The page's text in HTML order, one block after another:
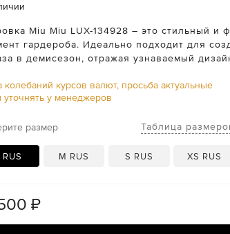
Miu Miu LUX-134928 – это стильный и
гардероба. Идеально подходит для
в демисезон, отражая узнаваемый
колебаний курсов валют, просьба актуальные
уточнять у менеджеров
размер Таблица
RUS M RUS S RUS XS RUS
₽